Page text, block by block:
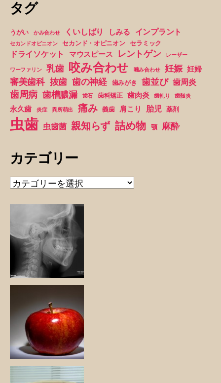
な
り
し
た”
タグ
うがい かみ合わせ くいしばり しみる インプラント
セカンドオピニオン セカンド・オピニオン セラミック
ドライソケット マウスピース レントゲン レーザー
ワーファリン 乳歯 咬み合わせ 噛み合わせ 妊娠 妊婦
審美歯科 抜歯 歯の神経 歯みがき 歯並び 歯周炎
歯周病 歯槽膿漏 歯石 歯科矯正 歯肉炎 歯軋り 歯髄炎
永久歯 炎症 異所萌出 痛み 義歯 肩こり 胎児 薬剤
虫歯 虫歯菌 親知らず 詰め物 顎 麻酔
カテゴリー
カ
テ